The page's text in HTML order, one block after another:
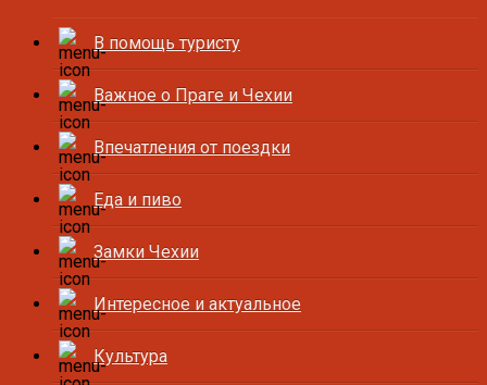
В помощь туристу
Важное о Праге и Чехии
Впечатления от поездки
Еда и пиво
Замки Чехии
Интересное и актуальное
Культура